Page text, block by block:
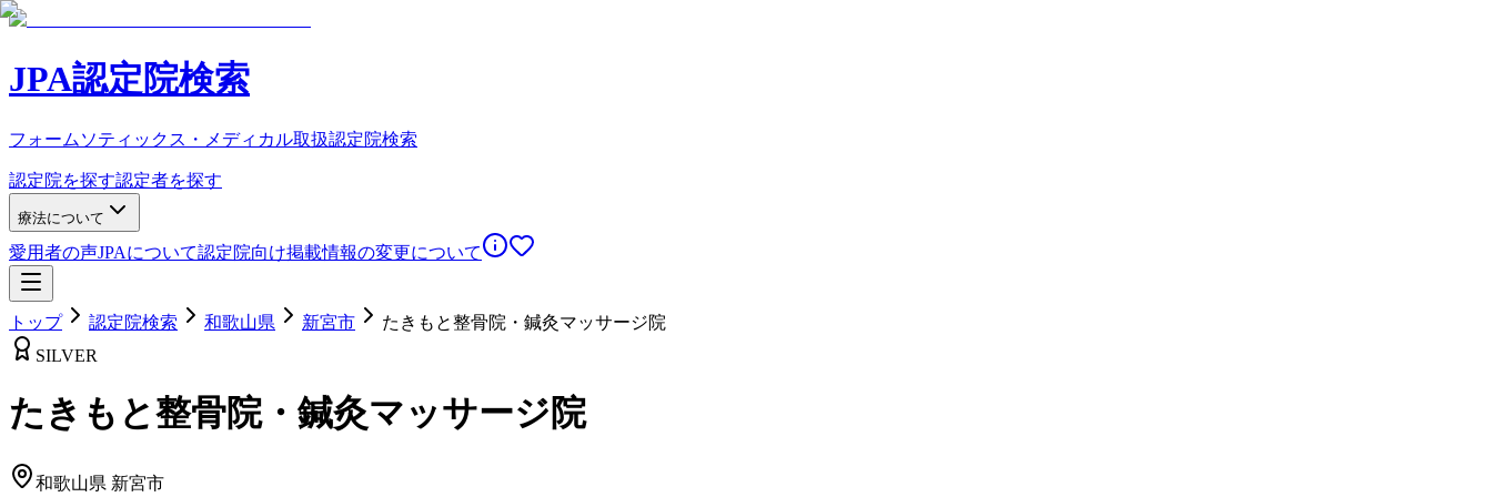
JPA認定院検索
フォームソティックス・メディカル取扱認定院検索
認定院を探す認定者を探す
療法について
愛用者の声JPAについて認定院向け掲載情報の変更について
トップ 認定院検索 和歌山県 新宮市
たきもと整骨院・鍼灸マッサージ院
SILVER
たきもと整骨院・鍼灸マッサージ院
和歌山県 新宮市